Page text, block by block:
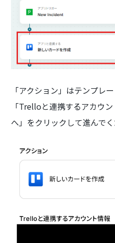
「アクション」はテンプレ
「Trelloと連携するアカウ
へ」をクリックして進んでく